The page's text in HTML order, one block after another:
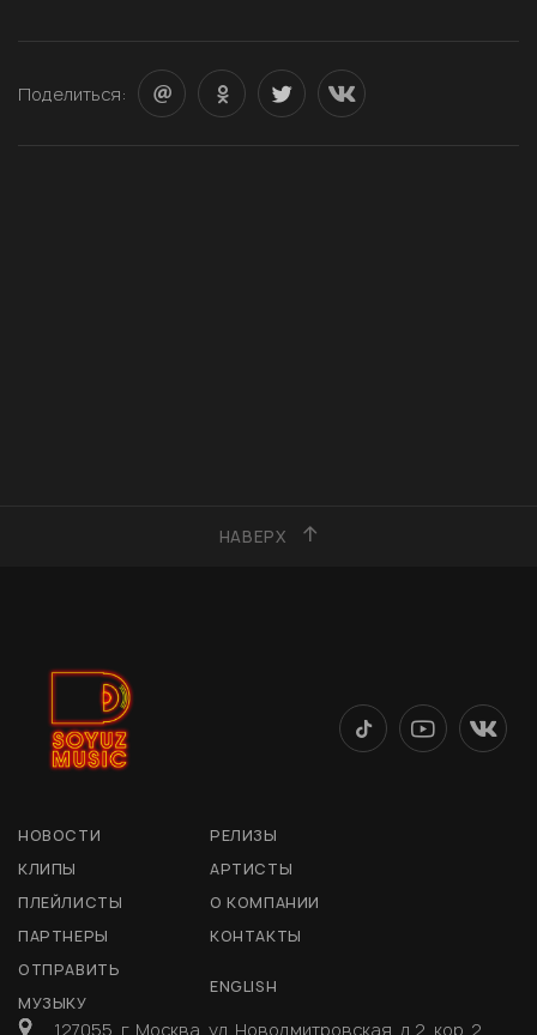
Поделиться:
НАВЕРХ
НОВОСТИ
РЕЛИЗЫ
КЛИПЫ
АРТИСТЫ
ПЛЕЙЛИСТЫ
О КОМПАНИИ
ПАРТНЕРЫ
КОНТАКТЫ
ОТПРАВИТЬ
МУЗЫКУ
ENGLISH
127055, г. Москва, ул. Новодмитровская, д 2, кор. 2